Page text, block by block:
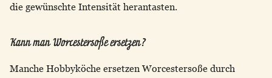
die gewünschte Intensität herantasten.
Kann man Worcestersoße ersetzen?
Manche Hobbyköche ersetzen Worcestersoße durch